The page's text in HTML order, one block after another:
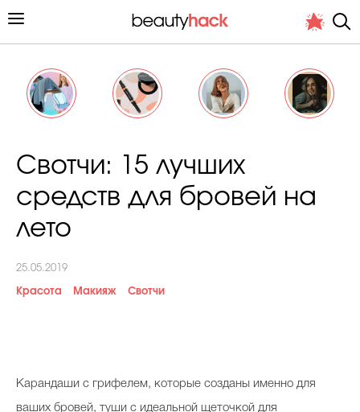
Личный опыт
Вопрос эксперту
Свотчи: 15 лучших
средств для бровей на
лето
25.05.2019
Красота Макияж Свотчи
Карандаши с грифелем, которые созданы именно для
ваших бровей, туши с идеальной щеточкой для